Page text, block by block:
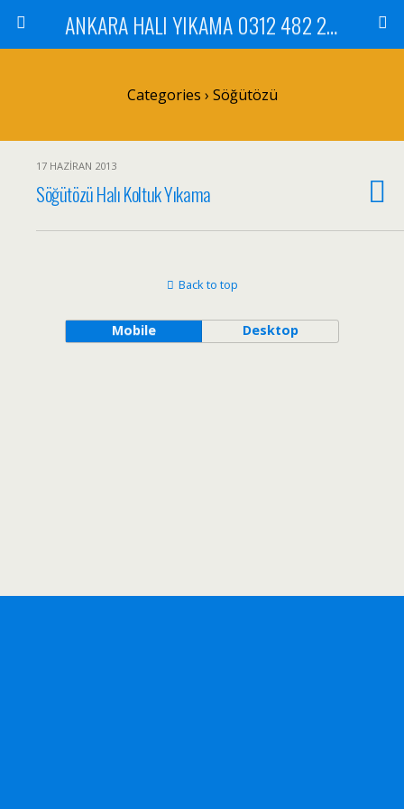
ANKARA HALI YIKAMA 0312 482 20 01 ÇİLEK HALI YIKAMA KOLTUK YIKAMA DİKMEN ÇANKAYA GÖLBAŞI MAMAK
Categories › Söğütözü
17 HAZIRAN 2013
Söğütözü Halı Koltuk Yıkama
Back to top
Mobile Desktop